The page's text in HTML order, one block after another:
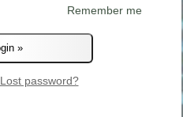
Remember me
Lost password?